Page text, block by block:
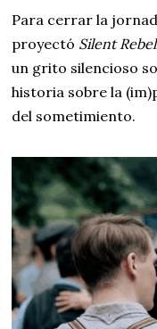
Para cerrar la
proyectó Silent
un grito silencioso
historia sobre la
del sometimiento.